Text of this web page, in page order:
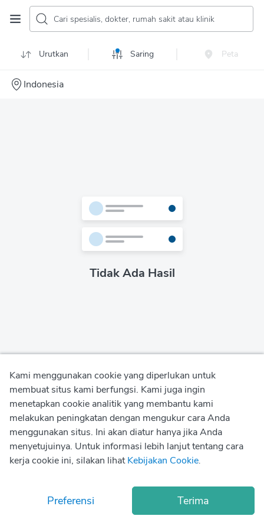
Cari spesialis, dokter, rumah sakit atau klinik
Urutkan Saring Peta
Indonesia
Tidak Ada Hasil
© Copyright2026 Okadoc Technologies FZ-LLC
Kebijakan Privasi
Kebijakan Penggunaan
Kebijakan Cookie
Kami menggunakan cookie yang diperlukan untuk
membuat situs kami berfungsi. Kami juga ingin
menetapkan cookie analitik yang membantu kami
melakukan peningkatan dengan mengukur cara Anda
menggunakan situs. Ini akan diatur hanya jika Anda
menyetujuinya. Untuk informasi lebih lanjut tentang cara
kerja cookie ini, silakan lihat Kebijakan Cookie.
Preferensi Terima